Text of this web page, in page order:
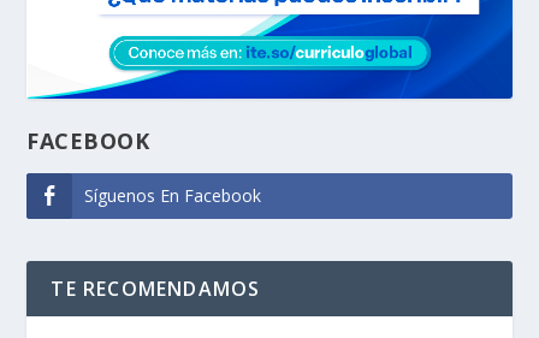
FACEBOOK
Síguenos En Facebook
TE RECOMENDAMOS